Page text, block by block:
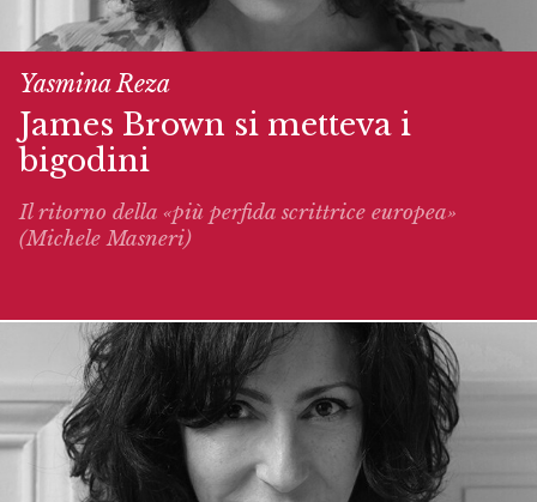
Yasmina Reza
James Brown si metteva i
bigodini
Il ritorno della «più perfida scrittrice europea»
(Michele Masneri)